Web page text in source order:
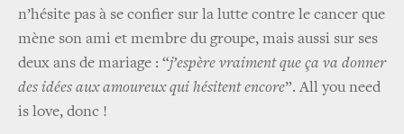
n’hésite pas à se confier sur la lutte contre le cancer que
mène son ami et membre du groupe, mais aussi sur ses
deux ans de mariage : “j’espère vraiment que ça va donner
des idées aux amoureux qui hésitent encore”. All you need
is love, donc !